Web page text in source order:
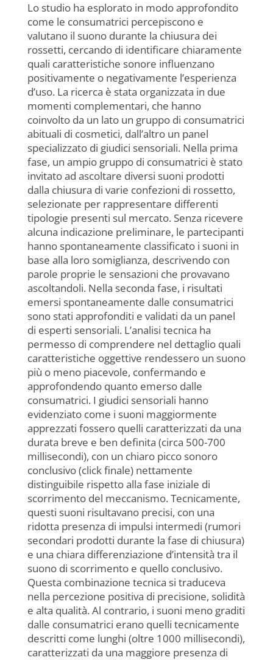
Lo studio ha esplorato in modo approfondito
come le consumatrici percepiscono e
valutano il suono durante la chiusura dei
rossetti, cercando di identificare chiaramente
quali caratteristiche sonore influenzano
positivamente o negativamente l’esperienza
d’uso. La ricerca è stata organizzata in due
momenti complementari, che hanno
coinvolto da un lato un gruppo di consumatrici
abituali di cosmetici, dall’altro un panel
specializzato di giudici sensoriali. Nella prima
fase, un ampio gruppo di consumatrici è stato
invitato ad ascoltare diversi suoni prodotti
dalla chiusura di varie confezioni di rossetto,
selezionate per rappresentare differenti
tipologie presenti sul mercato. Senza ricevere
alcuna indicazione preliminare, le partecipanti
hanno spontaneamente classificato i suoni in
base alla loro somiglianza, descrivendo con
parole proprie le sensazioni che provavano
ascoltandoli. Nella seconda fase, i risultati
emersi spontaneamente dalle consumatrici
sono stati approfonditi e validati da un panel
di esperti sensoriali. L’analisi tecnica ha
permesso di comprendere nel dettaglio quali
caratteristiche oggettive rendessero un suono
più o meno piacevole, confermando e
approfondendo quanto emerso dalle
consumatrici. I giudici sensoriali hanno
evidenziato come i suoni maggiormente
apprezzati fossero quelli caratterizzati da una
durata breve e ben definita (circa 500-700
millisecondi), con un chiaro picco sonoro
conclusivo (click finale) nettamente
distinguibile rispetto alla fase iniziale di
scorrimento del meccanismo. Tecnicamente,
questi suoni risultavano precisi, con una
ridotta presenza di impulsi intermedi (rumori
secondari prodotti durante la fase di chiusura)
e una chiara differenziazione d’intensità tra il
suono di scorrimento e quello conclusivo.
Questa combinazione tecnica si traduceva
nella percezione positiva di precisione, solidità
e alta qualità. Al contrario, i suoni meno graditi
dalle consumatrici erano quelli tecnicamente
descritti come lunghi (oltre 1000 millisecondi),
caratterizzati da una maggiore presenza di